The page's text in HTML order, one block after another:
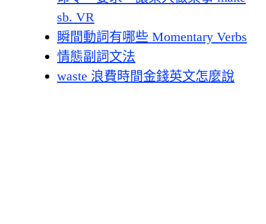
sb. VR
瞬間動詞有哪些 Momentary Verbs
情態副詞文法
waste 浪費時間金錢英文怎麼說